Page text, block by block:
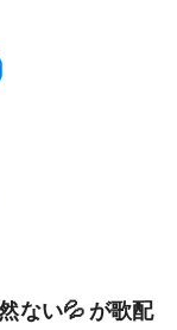
ない💦 が歌配